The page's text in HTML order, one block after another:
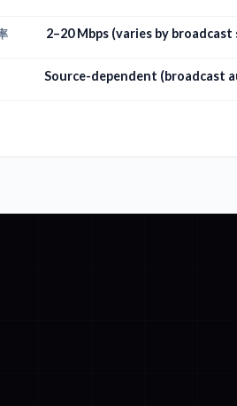
2–20 Mbps (varies by
Source-dependent (broadcast